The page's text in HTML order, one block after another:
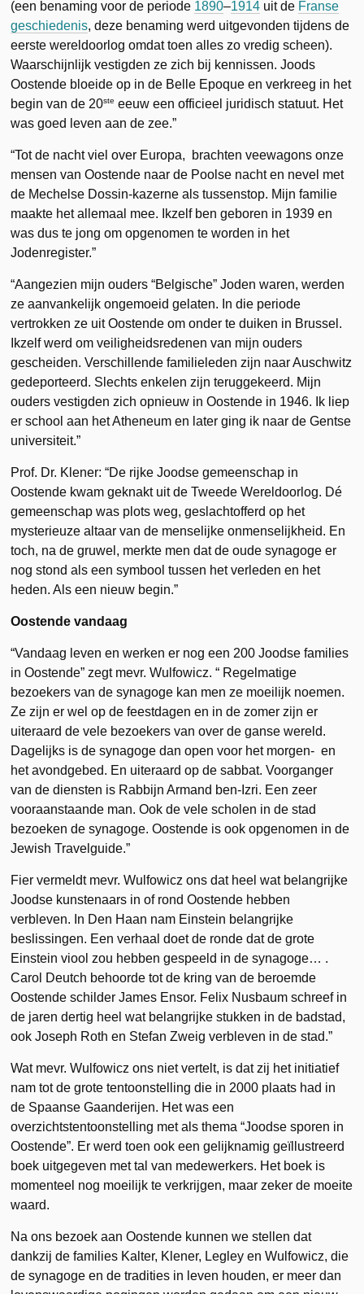
(een benaming voor de periode 1890–1914 uit de Franse
geschiedenis, deze benaming werd uitgevonden tijdens de
eerste wereldoorlog omdat toen alles zo vredig scheen).
Waarschijnlijk vestigden ze zich bij kennissen. Joods
Oostende bloeide op in de Belle Epoque en verkreeg in het
begin van de 20ste eeuw een officieel juridisch statuut. Het
was goed leven aan de zee.”
“Tot de nacht viel over Europa, brachten veewagons onze
mensen van Oostende naar de Poolse nacht en nevel met
de Mechelse Dossin-kazerne als tussenstop. Mijn familie
maakte het allemaal mee. Ikzelf ben geboren in 1939 en
was dus te jong om opgenomen te worden in het
Jodenregister.”
“Aangezien mijn ouders “Belgische” Joden waren, werden
ze aanvankelijk ongemoeid gelaten. In die periode
vertrokken ze uit Oostende om onder te duiken in Brussel.
Ikzelf werd om veiligheidsredenen van mijn ouders
gescheiden. Verschillende familieleden zijn naar Auschwitz
gedeporteerd. Slechts enkelen zijn teruggekeerd. Mijn
ouders vestigden zich opnieuw in Oostende in 1946. Ik liep
er school aan het Atheneum en later ging ik naar de Gentse
universiteit.”
Prof. Dr. Klener: “De rijke Joodse gemeenschap in
Oostende kwam geknakt uit de Tweede Wereldoorlog. Dé
gemeenschap was plots weg, geslachtofferd op het
mysterieuze altaar van de menselijke onmenselijkheid. En
toch, na de gruwel, merkte men dat de oude synagoge er
nog stond als een symbool tussen het verleden en het
heden. Als een nieuw begin.”
Oostende vandaag
“Vandaag leven en werken er nog een 200 Joodse families
in Oostende” zegt mevr. Wulfowicz. “ Regelmatige
bezoekers van de synagoge kan men ze moeilijk noemen.
Ze zijn er wel op de feestdagen en in de zomer zijn er
uiteraard de vele bezoekers van over de ganse wereld.
Dagelijks is de synagoge dan open voor het morgen- en
het avondgebed. En uiteraard op de sabbat. Voorganger
van de diensten is Rabbijn Armand ben-Izri. Een zeer
vooraanstaande man. Ook de vele scholen in de stad
bezoeken de synagoge. Oostende is ook opgenomen in de
Jewish Travelguide.”
Fier vermeldt mevr. Wulfowicz ons dat heel wat belangrijke
Joodse kunstenaars in of rond Oostende hebben
verbleven. In Den Haan nam Einstein belangrijke
beslissingen. Een verhaal doet de ronde dat de grote
Einstein viool zou hebben gespeeld in de synagoge… .
Carol Deutch behoorde tot de kring van de beroemde
Oostende schilder James Ensor. Felix Nusbaum schreef in
de jaren dertig heel wat belangrijke stukken in de badstad,
ook Joseph Roth en Stefan Zweig verbleven in de stad.”
Wat mevr. Wulfowicz ons niet vertelt, is dat zij het initiatief
nam tot de grote tentoonstelling die in 2000 plaats had in
de Spaanse Gaanderijen. Het was een
overzichtstentoonstelling met als thema “Joodse sporen in
Oostende”. Er werd toen ook een gelijknamig geïllustreerd
boek uitgegeven met tal van medewerkers. Het boek is
momenteel nog moeilijk te verkrijgen, maar zeker de moeite
waard.
Na ons bezoek aan Oostende kunnen we stellen dat
dankzij de families Kalter, Klener, Legley en Wulfowicz, die
de synagoge en de tradities in leven houden, er meer dan